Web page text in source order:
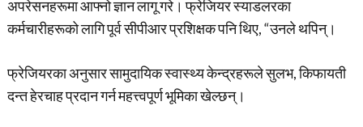
अपरेसनहरूमा आफ्नो ज्ञान लागू गरे। फ्रेजियर स्याडलरका
कर्मचारीहरूको लागि पूर्व सीपीआर प्रशिक्षक पनि थिए, “उनले थपिन्।
फ्रेजियरका अनुसार सामुदायिक स्वास्थ्य केन्द्रहरूले सुलभ, किफायती
दन्त हेरचाह प्रदान गर्न महत्त्वपूर्ण भूमिका खेल्छन्।